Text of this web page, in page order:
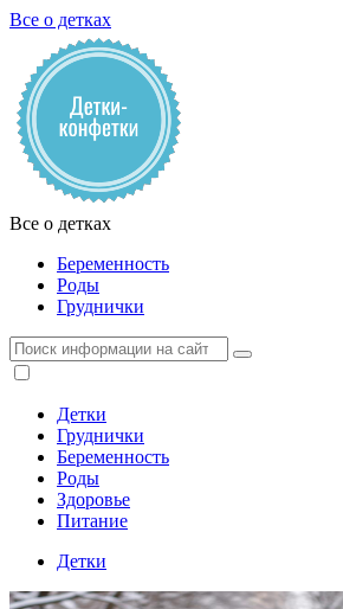
Все о детках
Все о детках
Беременность
Роды
Груднички
Детки
Груднички
Беременность
Роды
Здоровье
Питание
Детки